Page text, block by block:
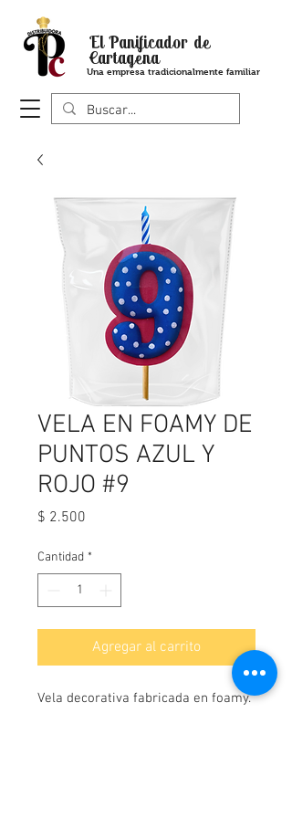
El Panificador de
Cartagena
Una empresa tradicionalmente familiar
VELA EN FOAMY DE
PUNTOS AZUL Y
ROJO #9
$ 2.500
Cantidad *
Agregar al carrito
Vela decorativa fabricada en foamy.